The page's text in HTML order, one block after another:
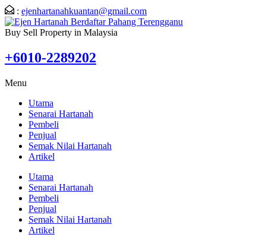
: ejenhartanahkuantan@gmail.com
Buy Sell Property in Malaysia
+6010-2289202
Menu
Utama
Senarai Hartanah
Pembeli
Penjual
Semak Nilai Hartanah
Artikel
Utama
Senarai Hartanah
Pembeli
Penjual
Semak Nilai Hartanah
Artikel